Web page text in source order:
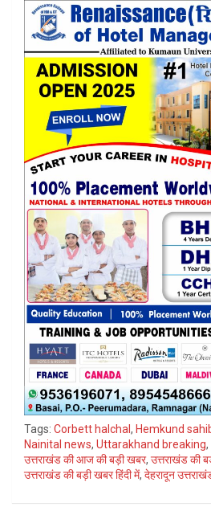
Tags: Corbett halchal , Hemkund
Nainital news, Uttarakhand breaking,
उत्तराखंड की आज की बड़ी खबर, उत्तराखंड की
उत्तराखंड की बड़ी खबर हिंदी में, देहरादून